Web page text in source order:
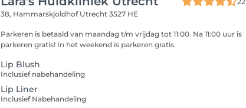
38, Hammarskjoldhof Utrecht 3527 HE
Parkeren is betaald van maandag t/m vrijdag tot 11:00. Na 11:00 uur is
parkeren gratis! In het weekend is parkeren gratis.
Lip Blush
Inclusief nabehandeling
Lip Liner
Inclusief Nabehandeling